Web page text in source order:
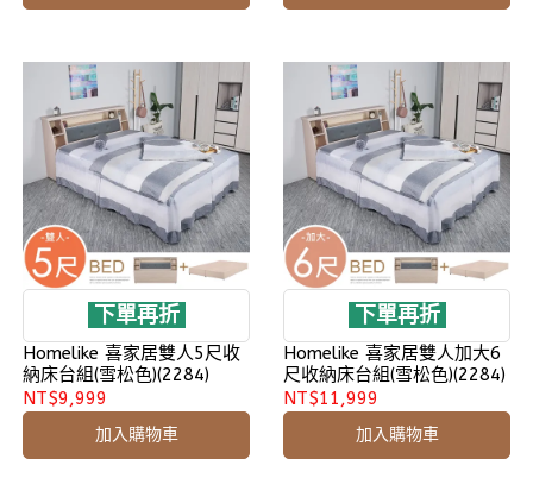
下單再折
Homelike 喜家居雙人5尺收
納床台組(雪松色)(2284)
NT$9,999
加入購物車
下單再折
Homelike 喜家居雙人加大6
尺收納床台組(雪松色)(2284)
NT$11,999
加入購物車